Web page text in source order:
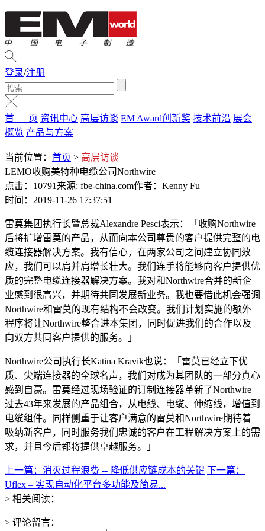
登录/注册
首 页 资讯中心 高层访谈 EM Award创新奖 技术前沿 展会
概览 产品与方案
当前位置： 首页 > 高层访谈
LEMO收购美特种电缆公司Northwire
点击：10791 来源: fbe-china.com作者：Kenny Fu
时间：2019-11-26 17:37:51
雷莫集团执行长暨总裁Alexandre Pesci表示：「收购Northwire
后将扩增雷莫的产品，从而向本公司尊贵的客户提供完整的电
缆连接器解决方案。我有信心，在两家公司之间建立协同效
应，我们可以肩并肩增长壮大。我们连手将能够向客户提供优
质的完整电缆连接器解决方案。我对和Northwire合并的新企
业感到很高兴，并期待共同发展新业务。我也要借此机会强调
Northwire和雷莫的现有结构不会改变。我们计划实施的额外
程序将让Northwire整合进本集团，同时促进我们的合作以及
向双方共同客户提供的服务。」
Northwire公司执行长Katina Kravik也说：「雷莫已经立下优
质、尖端连接器的全球名声，我们对成为其团队的一部分真心
感到自豪。雷莫经过现场验证的订制连接器革新了Northwire
过去43年来发展的产品组合，从电线、电缆、伸缩线，增值到
电缆组件。同样侧重于让客户满意的雷莫和Northwire期待着
吸纳新客户，同时服务我们忠诚的客户在工程解决方案上的需
求，并且今后都将提供卓越服务。」
上一篇：消灭过程浪费 -- 降低供应链成本的关键 下一篇：
Uflex – 实现自动化平台多功能及简易...
> 相关阅读：
> 评论留言：